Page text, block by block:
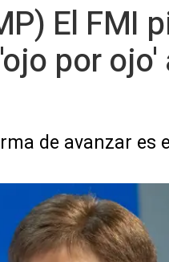
El FMI
por
de avanzar